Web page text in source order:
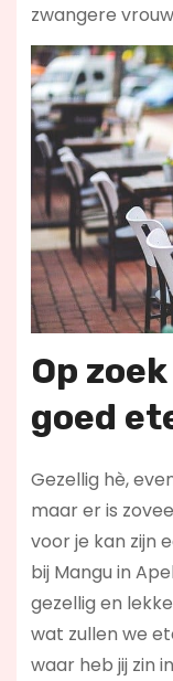
zwangere
Op
goed
Gezellig hè,
maar er is
voor je kan zijn
bij Mangu in
gezellig en
wat zullen we
waar heb jij zin